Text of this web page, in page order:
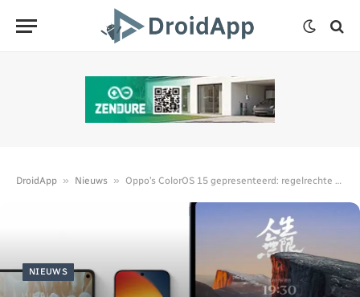
DroidApp » Nieuws » Oppo’s ColorOS 15 gepresenteerd: regelrechte kopie van Apple
NIEUWS